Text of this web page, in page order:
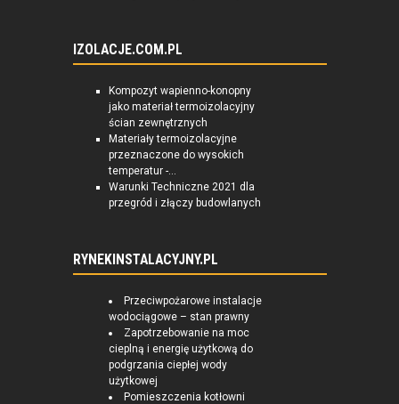
IZOLACJE.COM.PL
Kompozyt wapienno-konopny
jako materiał termoizolacyjny
ścian zewnętrznych
Materiały termoizolacyjne
przeznaczone do wysokich
temperatur -...
Warunki Techniczne 2021 dla
przegród i złączy budowlanych
RYNEKINSTALACYJNY.PL
Przeciwpożarowe instalacje
wodociągowe – stan prawny
Zapotrzebowanie na moc
cieplną i energię użytkową do
podgrzania ciepłej wody
użytkowej
Pomieszczenia kotłowni